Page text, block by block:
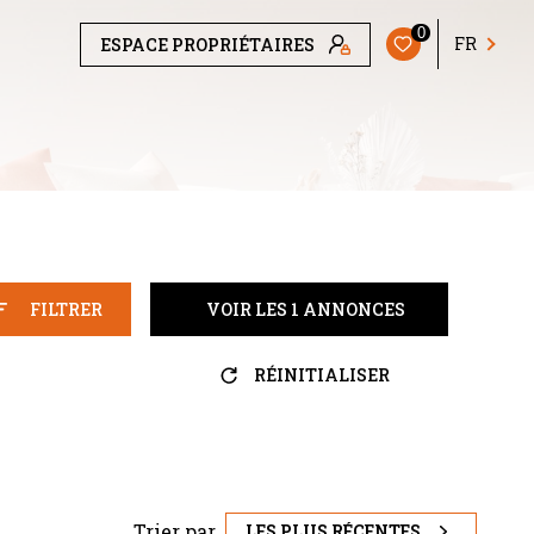
ESPACE PROPRIÉTAIRES 0 FR
FILTRER VOIR LES 1 ANNONCES
RÉINITIALISER